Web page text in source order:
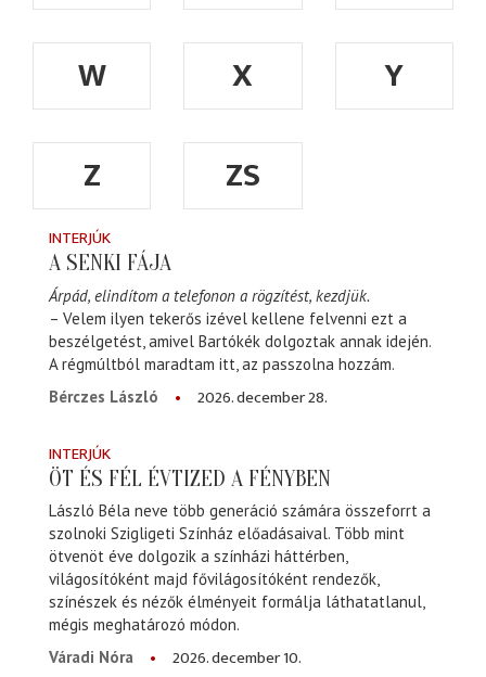
W
X
Y
Z
ZS
INTERJÚK
A SENKI FÁJA
Árpád, elindítom a telefonon a rögzítést, kezdjük.
– Velem ilyen tekerős izével kellene felvenni ezt a
beszélgetést, amivel Bartókék dolgoztak annak idején.
A régmúltból maradtam itt, az passzolna hozzám.
Bérczes László
2026. december 28.
INTERJÚK
ÖT ÉS FÉL ÉVTIZED A FÉNYBEN
László Béla neve több generáció számára összeforrt a
szolnoki Szigligeti Színház előadásaival. Több mint
ötvenöt éve dolgozik a színházi háttérben,
világosítóként majd fővilágosítóként rendezők,
színészek és nézők élményeit formálja láthatatlanul,
mégis meghatározó módon.
Váradi Nóra
2026. december 10.